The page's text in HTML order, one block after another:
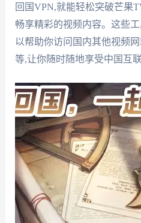
回国VPN,就能轻松突破芒果
畅享精彩的视频内容。这些
以帮助你访问国内其他视频
等,让你随时随地享受中国互